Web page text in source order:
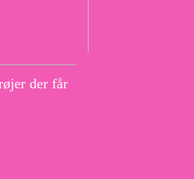
der får